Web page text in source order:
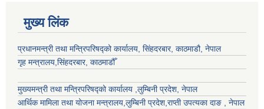
मुख्य लिंक
प्रधानमन्त्री तथा मन्त्रिपरिषद्को कार्यालय, सिंहदरबार, काठमाडौ, नेपाल
गृह मन्त्रालय,सिंहदरबार, काठमाडौँ
मुख्यमन्त्री तथा मन्त्रिपरिषद्को कार्यालय ,लुम्बिनी प्रदेश, नेपाल
आर्थिक मामिला तथा योजना मन्त्रालय,लुम्बिनी प्रदेश,राप्ती उपत्यका दाङ , नेपाल